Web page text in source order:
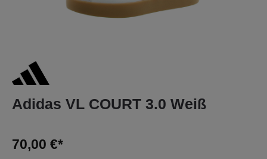
Adidas VL COURT 3.0 Weiß
70,00 €*